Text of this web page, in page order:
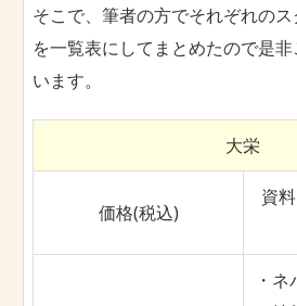
そこで、筆者の方でそれぞれの
を一覧表にしてまとめたので是
います。
大栄
価格(税込)
資
・